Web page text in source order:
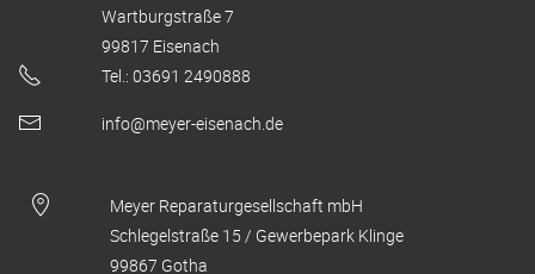
Wartburgstraße 7
99817 Eisenach
Tel.: 03691 2490888
info@meyer-eisenach.de
Meyer Reparaturgesellschaft mbH
Schlegelstraße 15 / Gewerbepark Klinge
99867 Gotha